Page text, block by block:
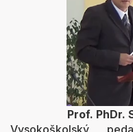
Prof. PhDr.